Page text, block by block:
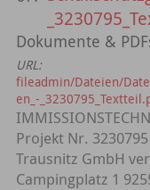
Dokumente &
URL:
fileadmin/Dateien/
en_-
Projekt Nr.
Trausnitz GmbH
Campingplatz 1